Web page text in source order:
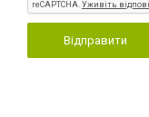
Відправити